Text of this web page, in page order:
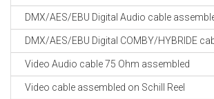
DMX/AES/EBU Digital Audio cable
DMX/AES/EBU Digital COMBY/HYBRIDE
Video Audio cable 75 Ohm assembled
Video cable assembled on Schill Reel